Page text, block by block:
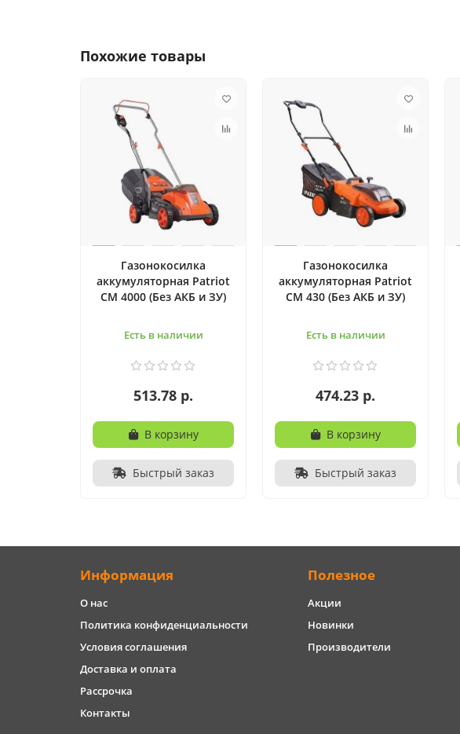
Похожие товары
Газонокосилка
аккумуляторная Patriot
CM 4000 (Без АКБ и ЗУ)
Есть в наличии
513.78 р.
В корзину
Быстрый заказ
Газонокосилка
аккумуляторная Patriot
CM 430 (Без АКБ и ЗУ)
Есть в наличии
474.23 р.
В корзину
Быстрый заказ
Информация
О нас
Политика конфиденциальности
Условия соглашения
Доставка и оплата
Рассрочка
Контакты
Полезное
Акции
Новинки
Производители